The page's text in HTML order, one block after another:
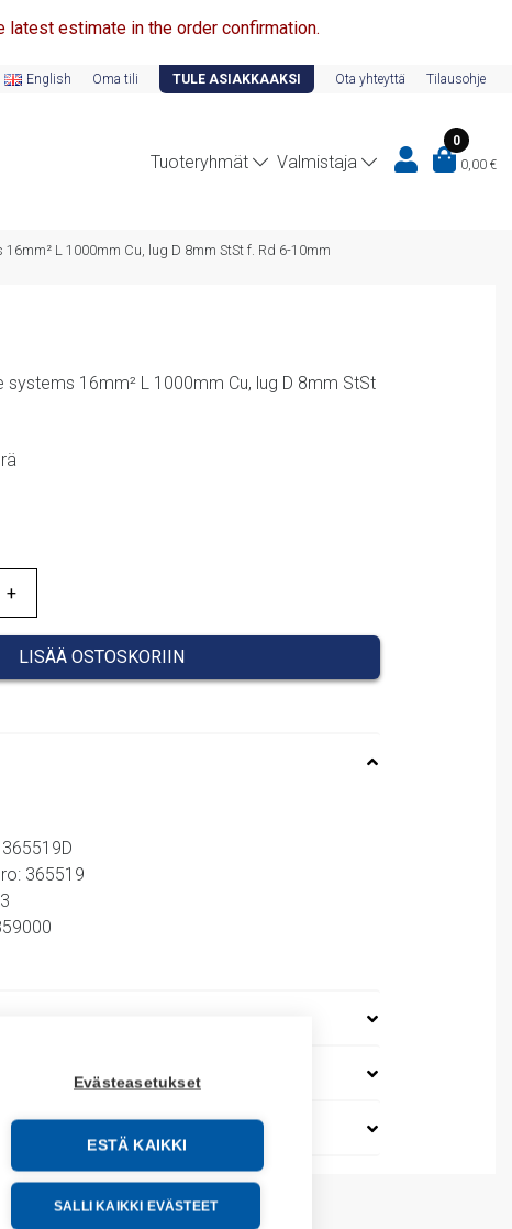
Evästeasetukset
ESTÄ KAIKKI
SALLI KAIKKI EVÄSTEET
latest estimate in the order confirmation.
English Oma tili TULE ASIAKKAAKSI Ota yhteyttä Tilausohje
Tuoteryhmät Valmistaja
0
0,00 €
16mm² L 1000mm Cu, lug D 8mm StSt f. Rd 6-10mm
systems 16mm² L 1000mm Cu, lug D 8mm StSt
LISÄÄ OSTOSKORIIN
365519